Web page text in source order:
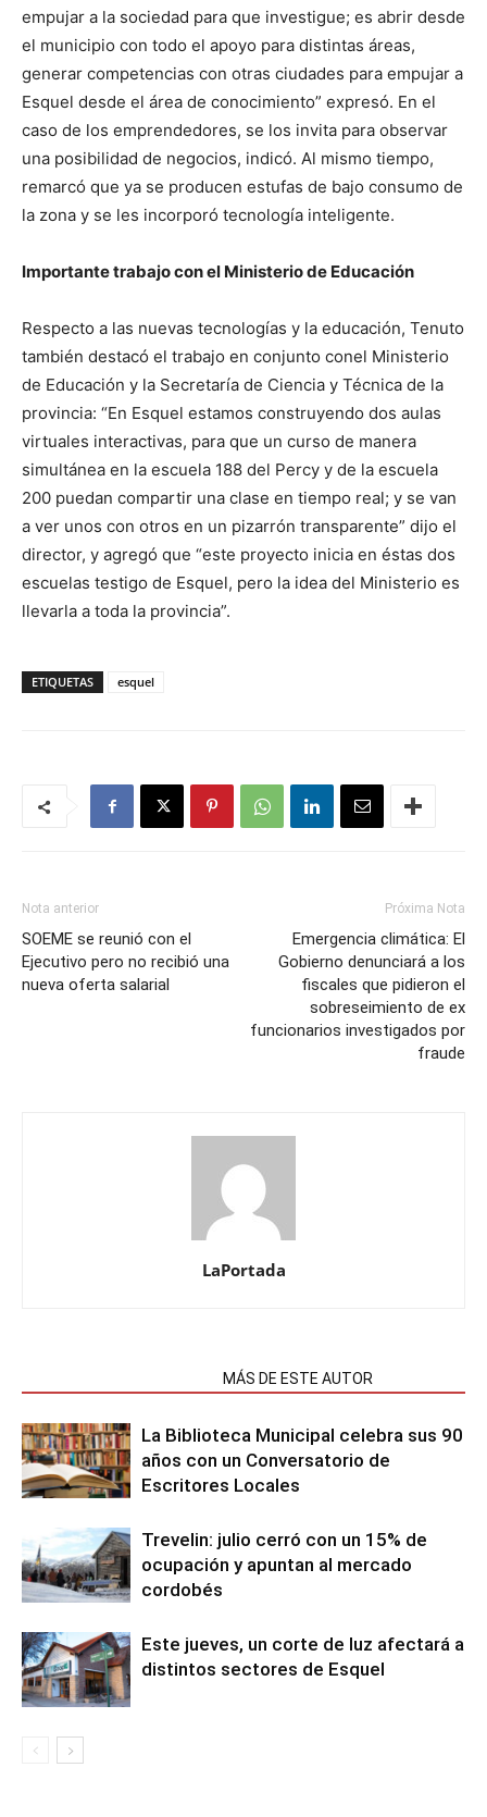
empujar a la sociedad para que investigue; es abrir desde
el municipio con todo el apoyo para distintas áreas,
generar competencias con otras ciudades para empujar a
Esquel desde el área de conocimiento” expresó. En el
caso de los emprendedores, se los invita para observar
una posibilidad de negocios, indicó. Al mismo tiempo,
remarcó que ya se producen estufas de bajo consumo de
la zona y se les incorporó tecnología inteligente.
Importante trabajo con el Ministerio de Educación
Respecto a las nuevas tecnologías y la educación, Tenuto
también destacó el trabajo en conjunto conel Ministerio
de Educación y la Secretaría de Ciencia y Técnica de la
provincia: “En Esquel estamos construyendo dos aulas
virtuales interactivas, para que un curso de manera
simultánea en la escuela 188 del Percy y de la escuela
200 puedan compartir una clase en tiempo real; y se van
a ver unos con otros en un pizarrón transparente” dijo el
director, y agregó que “este proyecto inicia en éstas dos
escuelas testigo de Esquel, pero la idea del Ministerio es
llevarla a toda la provincia”.
ETIQUETAS esquel
Nota anterior
SOEME se reunió con el
Ejecutivo pero no recibió una
nueva oferta salarial
Próxima Nota
Emergencia climática: El
Gobierno denunciará a los
fiscales que pidieron el
sobreseimiento de ex
funcionarios investigados por
fraude
LaPortada
MÁS DE ESTE AUTOR
La Biblioteca Municipal celebra sus 90
años con un Conversatorio de
Escritores Locales
Trevelin: julio cerró con un 15% de
ocupación y apuntan al mercado
cordobés
Este jueves, un corte de luz afectará a
distintos sectores de Esquel